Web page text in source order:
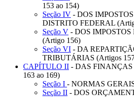
153 ao 154)
Seção IV - DOS
DISTRITO FEDERAL
Seção V - DOS
(Artigo 156)
Seção VI - DA
TRIBUTÁRIAS (Artigos
CAPÍTULO II - DAS
163 ao 169)
Seção I - NORMAS
Seção II - DOS